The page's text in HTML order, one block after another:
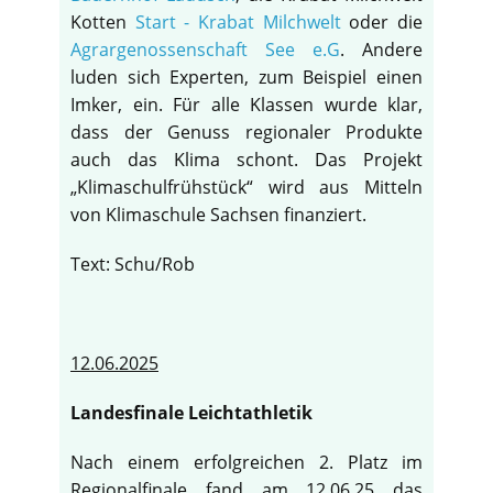
Kotten Start - Krabat Milchweltoder die
Agrargenossenschaft See e.G. Andere
luden sich Experten, zum Beispiel einen
Imker, ein. Für alle Klassen wurde klar,
dass der Genuss regionaler Produkte
auch das Klima schont. Das Projekt
„Klimaschulfrühstück“ wird aus Mitteln
von Klimaschule Sachsen finanziert.
Text: Schu/Rob
12.06.2025
Landesfinale Leichtathletik
Nach einem erfolgreichen 2. Platz im